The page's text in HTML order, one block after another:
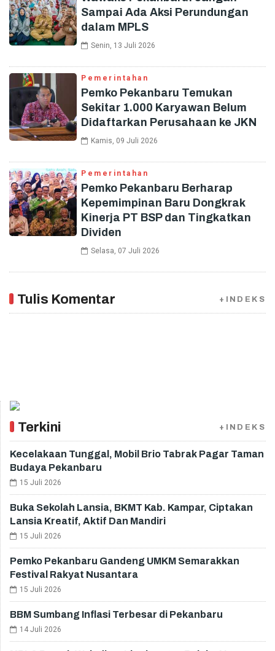
Sampai Ada Aksi Perundungan
dalam MPLS
Senin, 13 Juli 2026
Pemerintahan
Pemko Pekanbaru Temukan
Sekitar 1.000 Karyawan Belum
Didaftarkan Perusahaan ke JKN
Kamis, 09 Juli 2026
Pemerintahan
Pemko Pekanbaru Berharap
Kepemimpinan Baru Dongkrak
Kinerja PT BSP dan Tingkatkan
Dividen
Selasa, 07 Juli 2026
Tulis Komentar +INDEKS
Terkini +INDEKS
Kecelakaan Tunggal, Mobil Brio Tabrak Pagar Taman
Budaya Pekanbaru
15 Juli 2026
Buka Sekolah Lansia, BKMT Kab. Kampar, Ciptakan
Lansia Kreatif, Aktif Dan Mandiri
15 Juli 2026
Pemko Pekanbaru Gandeng UMKM Semarakkan
Festival Rakyat Nusantara
15 Juli 2026
BBM Sumbang Inflasi Terbesar di Pekanbaru
14 Juli 2026